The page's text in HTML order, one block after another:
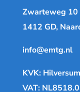
Zwarteweg 10
1412 GD,
info@emtg.nl
KVK:
VAT: